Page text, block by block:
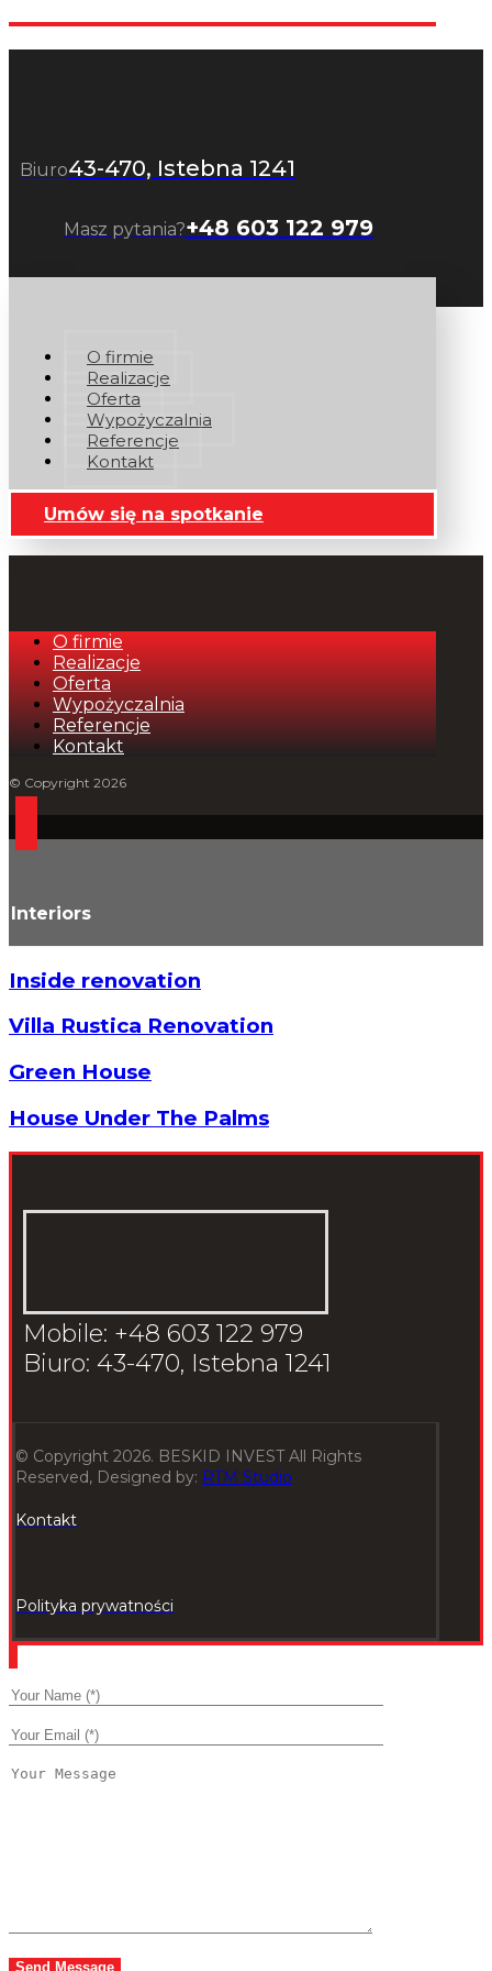
Biuro43-470, Istebna 1241
Masz pytania?+48 603 122 979
O firmie
Realizacje
Oferta
Wypożyczalnia
Referencje
Kontakt
Umów się na spotkanie
O firmie
Realizacje
Oferta
Wypożyczalnia
Referencje
Kontakt
© Copyright 2026
Interiors
Inside renovation
Villa Rustica Renovation
Green House
House Under The Palms
Mobile: +48 603 122 979
Biuro: 43-470, Istebna 1241
© Copyright 2026. BESKID INVEST All Rights
Reserved, Designed by: RTM Studio
Kontakt
Polityka prywatności